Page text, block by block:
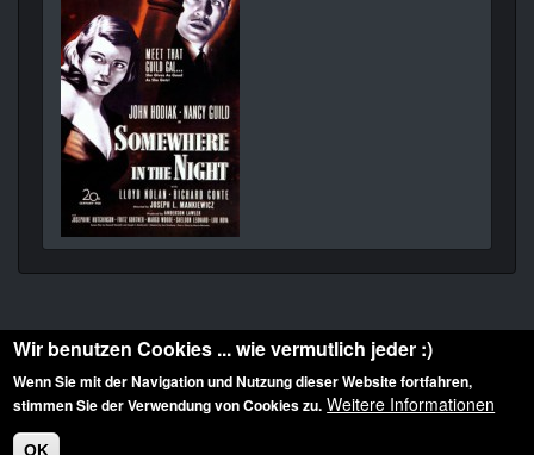
Diese Website ist urheberrechtlich geschützt: © 2010-2026 der Film Noir de. Alle
Rechte vorbehalten.
Wir benutzen Cookies ... wie vermutlich jeder :)
Wenn Sie mit der Navigation und Nutzung dieser Website fortfahren,
stimmen Sie der Verwendung von Cookies zu. Weitere Informationen
OK